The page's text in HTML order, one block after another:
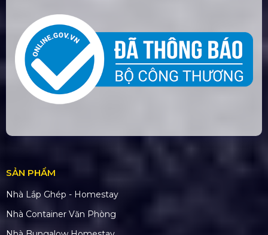
SẢN PHẨM
Nhà Lắp Ghép - Homestay
Nhà Container Văn Phòng